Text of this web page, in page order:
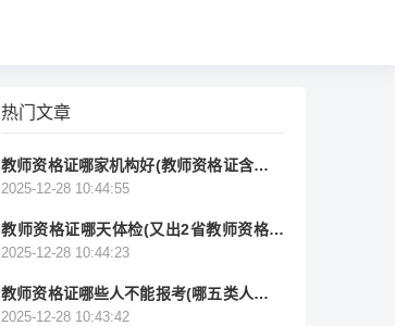
热门文章
教师资格证哪家机构好(教师资格证含金量
超高)
2025-12-28 10:44:55
教师资格证哪天体检(又出2省教师资格认
定体检)
2025-12-28 10:44:23
教师资格证哪些人不能报考(哪五类人不能
报考教资？)
2025-12-28 10:43:42